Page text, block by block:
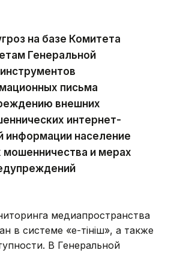
на базе Комитета
Генеральной
письма
внешних
интернет-
информации население
и мерах
медиапространства
системе «e-Өтініш», а также
В Генеральной